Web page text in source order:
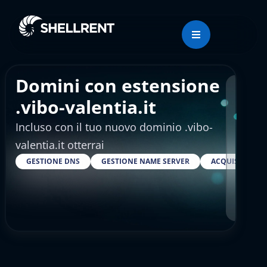
Domini con estensione
.vibo-valentia.it
Incluso con il tuo nuovo dominio .vibo-
valentia.it otterrai
GESTIONE DNS GESTIONE NAME SERVER ACQUISTARE